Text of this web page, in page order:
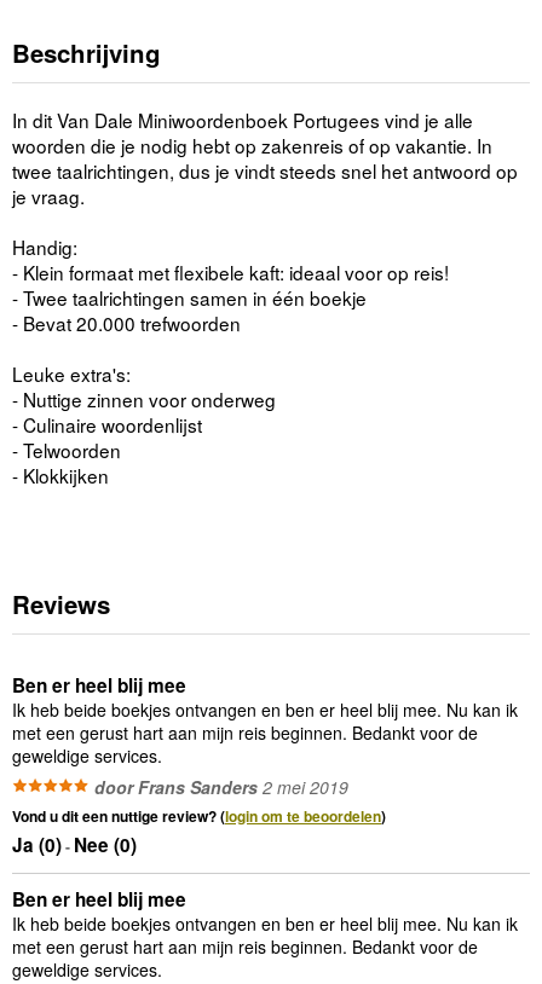
Beschrijving
In dit Van Dale Miniwoordenboek Portugees vind je alle
woorden die je nodig hebt op zakenreis of op vakantie. In
twee taalrichtingen, dus je vindt steeds snel het antwoord op
je vraag.
Handig:
- Klein formaat met flexibele kaft: ideaal voor op reis!
- Twee taalrichtingen samen in één boekje
- Bevat 20.000 trefwoorden
Leuke extra's:
- Nuttige zinnen voor onderweg
- Culinaire woordenlijst
- Telwoorden
- Klokkijken
Reviews
Ben er heel blij mee
Ik heb beide boekjes ontvangen en ben er heel blij mee. Nu kan ik
met een gerust hart aan mijn reis beginnen. Bedankt voor de
geweldige services.
door Frans Sanders 2 mei 2019
Vond u dit een nuttige review? (login om te beoordelen)
Ja (0)- Nee (0)
Ben er heel blij mee
Ik heb beide boekjes ontvangen en ben er heel blij mee. Nu kan ik
met een gerust hart aan mijn reis beginnen. Bedankt voor de
geweldige services.